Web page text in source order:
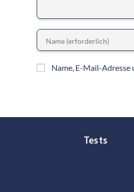
Name, E-Mail-Adresse
Tests